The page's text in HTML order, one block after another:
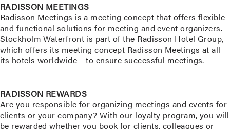
RADISSON MEETINGS
Radisson Meetings is a meeting concept that offers flexible
and functional solutions for meeting and event organizers.
Stockholm Waterfront is part of the Radisson Hotel Group,
which offers its meeting concept Radisson Meetings at all
its hotels worldwide – to ensure successful meetings.
RADISSON REWARDS
Are you responsible for organizing meetings and events for
clients or your company? With our loyalty program, you will
be rewarded whether you book for clients, colleagues or